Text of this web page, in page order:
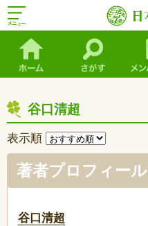
谷口清超
表示順
著者プロフィール
谷口清超